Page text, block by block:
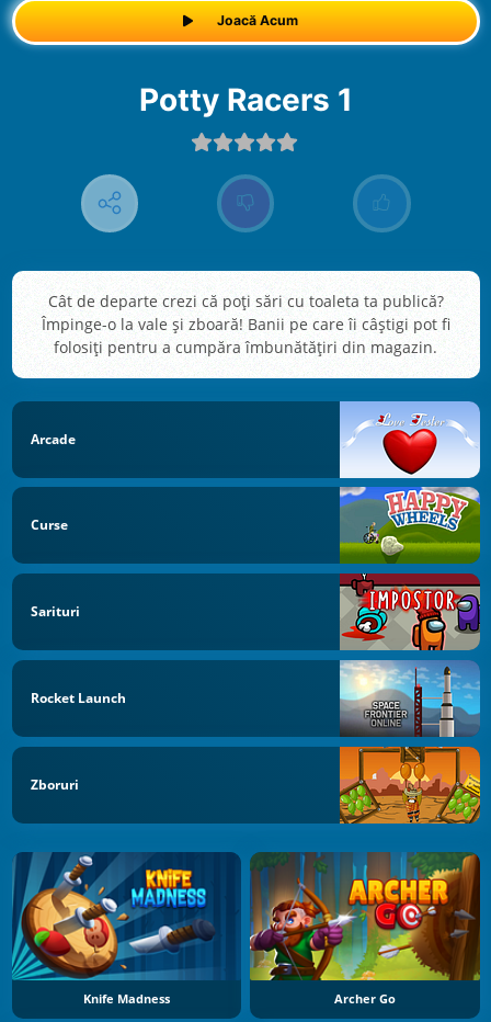
Joacă Acum
Potty Racers 1
Cât de departe crezi că poți sări cu toaleta ta publică?
Împinge-o la vale și zboară! Banii pe care îi câștigi pot fi
folosiți pentru a cumpăra îmbunătățiri din magazin.
Arcade
Curse
Sarituri
Rocket Launch
Zboruri
Knife Madness Archer Go